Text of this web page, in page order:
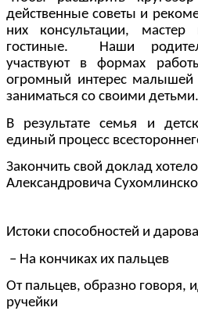
действенные советы и
них консультации, мастер
гостиные. Наши
участвуют в формах
огромный интерес
заниматься со своими детьми.
В результате семья и
единый процесс
Закончить свой доклад
Александровича
Истоки способностей и
– На кончиках их пальцев
От пальцев, образно говоря,
ручейки